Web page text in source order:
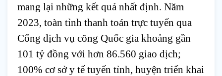
mang lại những kết quả nhất định. Năm
2023, toàn tỉnh thanh toán trực tuyến qua
Cổng dịch vụ công Quốc gia khoảng gần
101 tỷ đồng với hơn 86.560 giao dịch;
100% cơ sở y tế tuyến tỉnh, huyện triển khai